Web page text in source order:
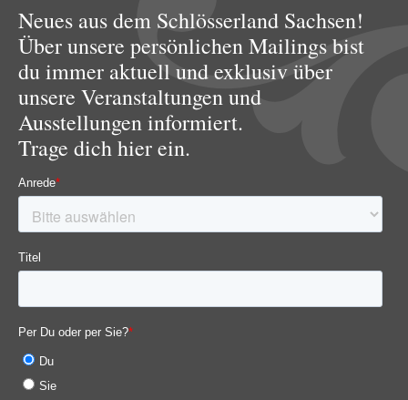
Neues aus dem Schlösserland Sachsen!
Über unsere persönlichen Mailings bist
du immer aktuell und exklusiv über
unsere Veranstaltungen und
Ausstellungen informiert.
Trage dich hier ein.